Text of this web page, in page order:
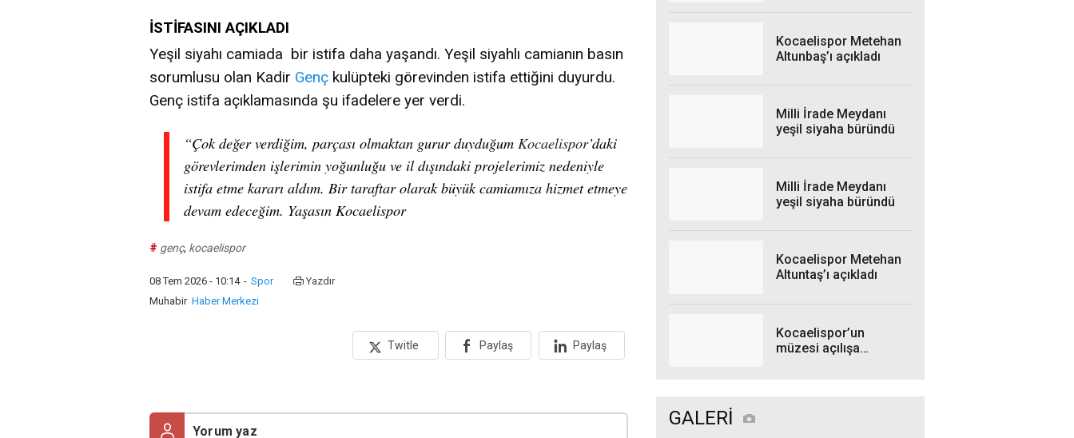
İSTİFASINI AÇIKLADI
Yeşil siyahı camiada bir istifa daha yaşandı. Yeşil siyahlı camianın basın
sorumlusu olan Kadir Genç kulüpteki görevinden istifa ettiğini duyurdu.
Genç istifa açıklamasında şu ifadelere yer verdi.
“Çok değer verdiğim, parçası olmaktan gurur duyduğum Kocaelispor’daki
görevlerimden işlerimin yoğunluğu ve il dışındaki projelerimiz nedeniyle
istifa etme kararı aldım. Bir taraftar olarak büyük camiamıza hizmet etmeye
devam edeceğim. Yaşasın Kocaelispor
# genç, kocaelispor
08 Tem 2026 - 10:14 - Spor
Yazdır
Muhabir Haber Merkezi
Twitle Paylaş Paylaş
Kocaelispor Metehan
Altunbaş’ı açıkladı
Milli İrade Meydanı
yeşil siyaha büründü
Milli İrade Meydanı
yeşil siyaha büründü
Kocaelispor Metehan
Altuntaş’ı açıkladı
Kocaelispor’un
müzesi açılışa
GALERİ